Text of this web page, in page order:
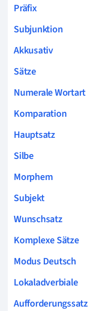
Präfix
Subjunktion
Akkusativ
Sätze
Numerale Wortart
Komparation
Hauptsatz
Silbe
Morphem
Subjekt
Wunschsatz
Komplexe Sätze
Modus Deutsch
Lokaladverbiale
Aufforderungssatz